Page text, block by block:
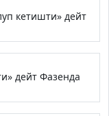
кетишти» дейт
дейт Фазенда